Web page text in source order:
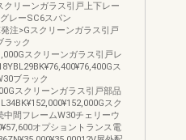
クリーンガラス引戸上下レー
レーSC6スパン
注>Gスクリーンガラス引戸
ラック
スクリーンガラス引戸レ
ス
ブラック
スクリーンガラス引戸部品
スク
間フレームW30チェリーウ
オプショントランス電